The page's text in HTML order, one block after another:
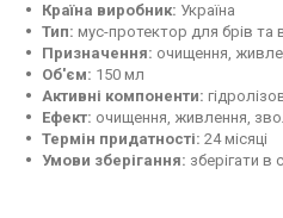
Країна виробник: Україна
Тип: мус-протектор для брів та
Призначення: очищення,
Об'єм: 150 мл
Активні компоненти:
Ефект: очищення, живлення,
Термін придатності: 24 місяці
Умови зберігання: зберігати в